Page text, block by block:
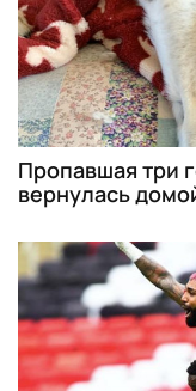
Пропавшая три
вернулась